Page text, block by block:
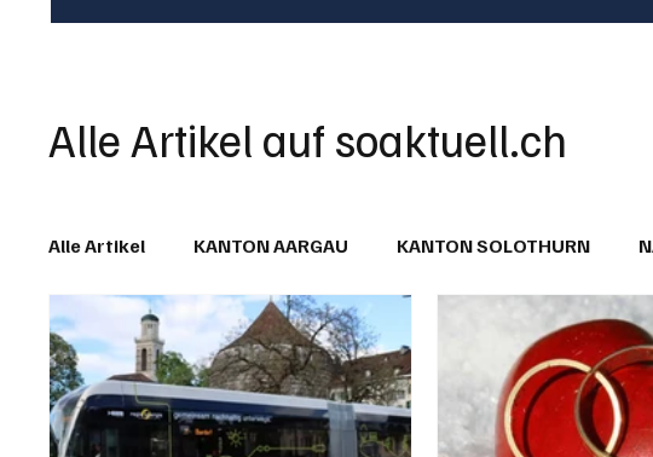
Alle Artikel auf soaktuell.ch
Alle Artikel KANTON AARGAU KANTON SOLOTHURN
IN EIGENER SACHE KOMMENTARE LESERBRIEFE